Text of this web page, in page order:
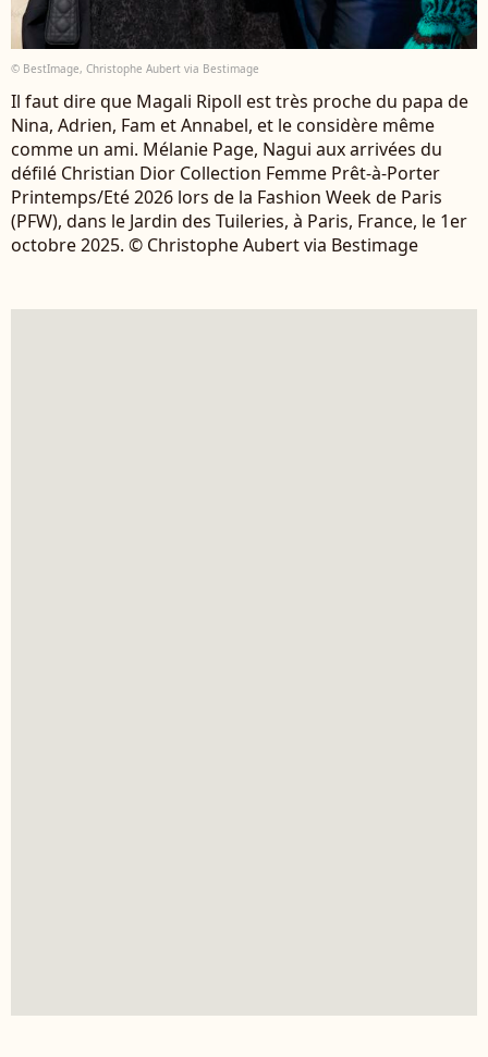
© BestImage, Christophe Aubert via Bestimage
Il faut dire que Magali Ripoll est très proche du papa de
Nina, Adrien, Fam et Annabel, et le considère même
comme un ami. Mélanie Page, Nagui aux arrivées du
défilé Christian Dior Collection Femme Prêt-à-Porter
Printemps/Eté 2026 lors de la Fashion Week de Paris
(PFW), dans le Jardin des Tuileries, à Paris, France, le 1er
octobre 2025. © Christophe Aubert via Bestimage